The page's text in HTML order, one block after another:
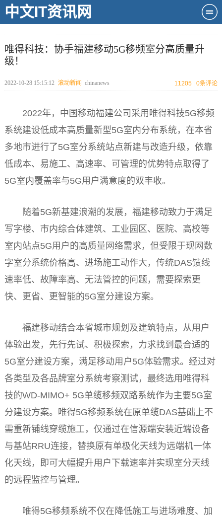
中文IT资讯网
唯得科技：协手福建移动5G移频室分高质量升
级！
2022-10-28 15:15:12 滚动新闻 chinanews 11205 0条评论
2022年， 中国移动福建公司采用唯得科技5G移频
系统建设低成本高质量新型5G室内分布系统，在本省
多地市进行了5G室分系统站点新建与改造升级，依靠
低成本、易施工、高速率、可管理的优势特点取得了
5G室内覆盖率与5G用户满意度的双丰收。
随着5G新基建浪潮的发展，福建移动致力于满足
写字楼、市内综合体建筑、工业园区、医院、高校等
室内站点5G用户的高质量网络需求，但受限于现网数
字室分系统价格高、进场施工动作大，传统DAS馈线
速率低、故障率高、无法管控的问题，需要探索更
快、更省、更智能的5G室分建设方案。
福建移动结合本省城市规划及建筑特点，从用户
体验出发，先行先试、积极探索，力求找到最合适的
5G室分建设方案，满足移动用户5G体验需求。经过对
各类型及各品牌室分系统考察测试，最终选用唯得科
技的WD-MIMO+ 5G单缆移频双路系统作为主要5G室
分建设方案。唯得5G移频系统在原单缆DAS基础上不
需重新铺线穿缆施工，仅通过在信源端安装近端设备
与基站RRU连接，替换原有单极化天线为远端机一体
化天线，即可大幅提升用户下载速率并实现室分天线
的远程监控与管理。
唯得5G移频系统不仅在降低施工与进场难度、加